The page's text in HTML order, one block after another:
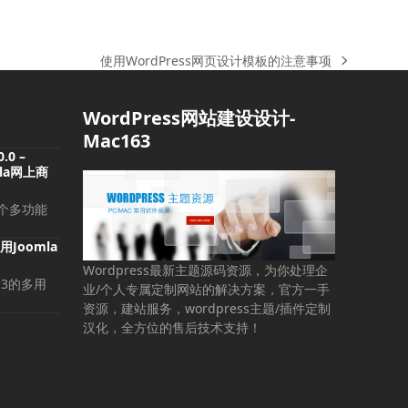
下
文
章:
使用WordPress网页设计模板的注意事项
–
网上商
多功能
Joomla
的多用
WordPress网站建设设计-
Mac163
Wordpress最新主题源码资源，为你处理企
业/个人专属定制网站的解决方案，官方一手
资源，建站服务，wordpress主题/插件定制
汉化，全方位的售后技术支持！